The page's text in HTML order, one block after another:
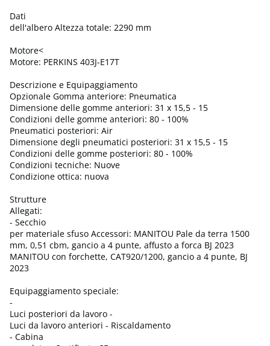
Dati
dell'albero Altezza totale: 2290 mm
Motore<
Motore: PERKINS 403J-E17T
Descrizione e Equipaggiamento
Opzionale Gomma anteriore: Pneumatica
Dimensione delle gomme anteriori: 31 x 15,5 - 15
Condizioni delle gomme anteriori: 80 - 100%
Pneumatici posteriori: Air
Dimensione degli pneumatici posteriori: 31 x 15,5 - 15
Condizioni delle gomme posteriori: 80 - 100%
Condizioni tecniche: Nuove
Condizione ottica: nuova
Strutture
Allegati:
- Secchio
per materiale sfuso Accessori: MANITOU Pale da terra 1500
mm, 0,51 cbm, gancio a 4 punte, affusto a forca BJ 2023
MANITOU con forchette, CAT920/1200, gancio a 4 punte, BJ
2023
Equipaggiamento speciale:
-
Luci posteriori da lavoro -
Luci da lavoro anteriori - Riscaldamento
- Cabina